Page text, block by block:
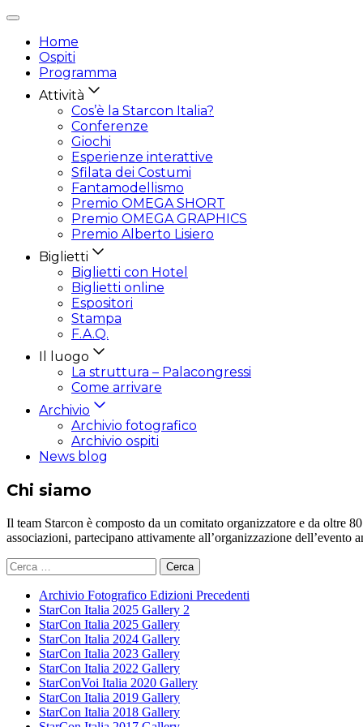
Attiva/disattiva
navigazione
Home
Ospiti
Programma
Attività
Cos’è la Starcon Italia?
Conferenze
Giochi
Esperienze interattive
Sfilata dei Costumi
Fantamodellismo
Premio OMEGA SHORT
Premio OMEGA GRAPHICS
Premio Alberto Lisiero
Biglietti
Biglietti con Hotel
Biglietti online
Espositori
Stampa
F.A.Q.
Il luogo
La struttura – Palacongressi
Come arrivare
Archivio
Archivio fotografico
Archivio ospiti
News blog
Chi siamo
Il team Starcon è composto da un comitato organizzatore e da oltre
associazioni, partecipano attivamente all’organizzazione
Ricerca
per:
Archivio Fotografico Edizioni Precedenti
StarCon Italia 2025 Gallery 2
StarCon Italia 2025 Gallery
StarCon Italia 2024 Gallery
StarCon Italia 2023 Gallery
StarCon Italia 2022 Gallery
StarConVoi Italia 2020 Gallery
StarCon Italia 2019 Gallery
StarCon Italia 2018 Gallery